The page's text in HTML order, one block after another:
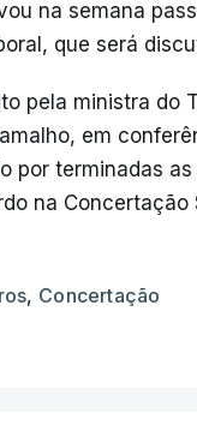
na semana
que será
pela ministra do
em
por terminadas
na Concertação
, Concertação